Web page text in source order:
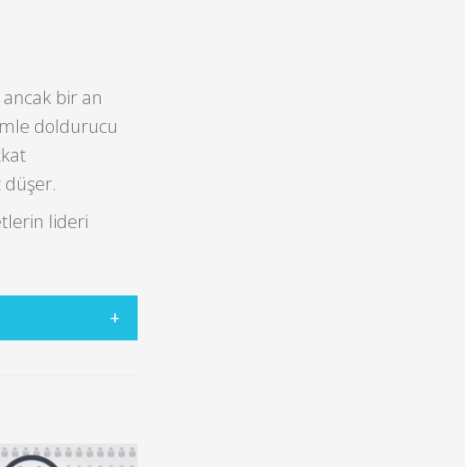
bir an
doldurucu
düşer.
lideri